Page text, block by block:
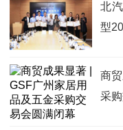
北
型
商
采